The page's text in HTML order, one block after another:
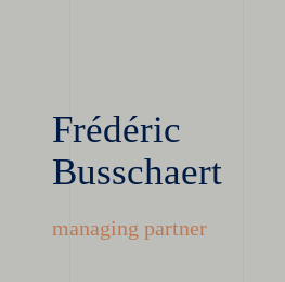
Frédéric
Busschaert
managing partner